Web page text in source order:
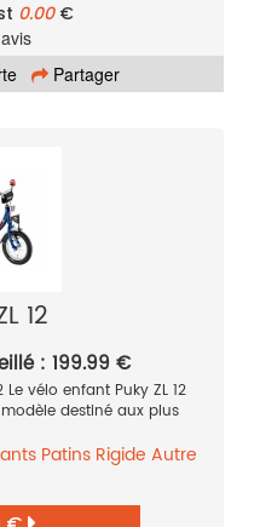
0.00€
Partager
12
: 199.99 €
Le vélo enfant Puky ZL 12
destiné aux plus
Patins Rigide Autre